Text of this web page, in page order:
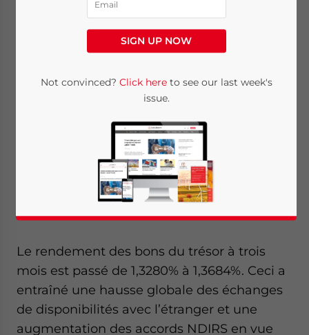
Economie
Reading Time: < 1 minute
relevé ses taux d’intérêt sur les bons du
trésor à trois mois d’environ 4,04 points, et
ce pour la première fois depuis Août, faisant
ainsi un effort pour tempérer la surchauffe
Le rendement des bons du trésor à trois
mois est passé de 1,3280% à 1,3684%. Ceci a
entraîné une hausse globale des échanges
de disponibilités avec l’étranger et une
augmentation des accords NDIRS en vue
SIGN UP NOW
Not convinced? Click hereto see our last week's
issue.